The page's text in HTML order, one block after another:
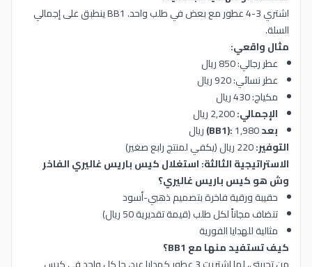
اشتري 3-4 عطور مع بعض في طلب واحد. BB1 ينطبق على إجمالي
السلة.
مثال واقعي:
عطر رجالي: 850 ريال
عطر نسائي: 920 ريال
مكياج: 430 ريال
الإجمالي:
بعد BB1):1,980
)ريال
التوفير:
الاستراتيجية الثالثة: استغلال كيس باريس غاليري الفاخر
وش هو كيس باريس غاليري؟
حقيبة ورقية فاخرة بتصميم ذهبي-أسود
تنضاف مجاناً لكل طلب (قيمة تقديرية 50 ريال)
مثالية للهدايا الفورية
كيف تستفيد منها مع BB1؟